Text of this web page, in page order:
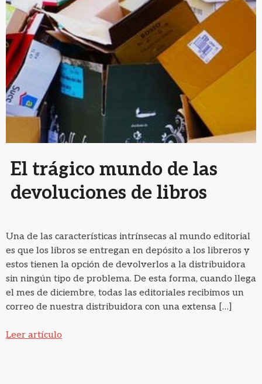
El trágico mundo de las
devoluciones de libros
Una de las características intrínsecas al mundo editorial
es que los libros se entregan en depósito a los libreros y
estos tienen la opción de devolverlos a la distribuidora
sin ningún tipo de problema. De esta forma, cuando llega
el mes de diciembre, todas las editoriales recibimos un
correo de nuestra distribuidora con una extensa […]
Leer artículo